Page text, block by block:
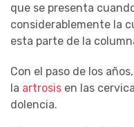
que se presenta
considerablemente la
esta parte de la
Con el paso de los
la artrosis en las
dolencia.